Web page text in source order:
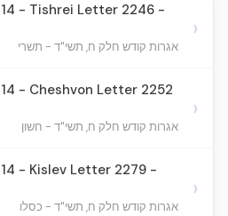
- Tishrei Letter 2246 -
אגרות קודש חלק ח, תשי"ד - תשרי
›
- Cheshvon Letter 2252
אגרות קודש חלק ח, תשי"ד - חשון
›
- Kislev Letter 2279 -
אגרות קודש חלק ח, תשי"ד - כסלו
›